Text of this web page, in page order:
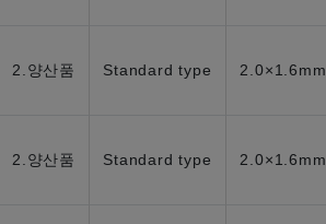
2.양산품 Standard type 2.0×1.6mm
2.양산품 Standard type 2.0×1.6mm